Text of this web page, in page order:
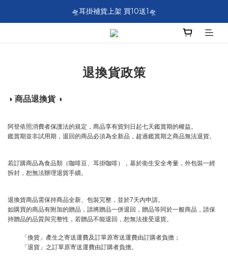
SF EXPRESS WORLDWIDE SHIPPING
🛸耳掛補貨上架 買10送1🛸
SF EXPRESS WORLDWIDE SHIPPING
退換貨政策
◑ 商品退換貨 ◑
阿登依照消費者保護法的規定，商品享有貨到日起七天鑑賞期的權益。
鑑賞期並非試用期，退回的商品必須為全新品，超過鑑賞期之商品無法退貨。
若訂購商品為食品類（咖啡豆、耳掛咖啡），基於衛生安全考量，外包裝一經
拆封，恕無法辦理退貨手續。
退換貨商品需保持商品全新、包裝完整，並於7天內申請。
如購買的商品有附加的贈品，請將贈品一併退回，贈品等同於一般商品，請保
持贈品的品質與完整性，若贈品不能退回，恕無法接受退貨。
「換貨」產生之寄送運費及訂單原寄送運費由訂購者負擔；
「退貨」之訂單原寄送運費由訂購者負擔。